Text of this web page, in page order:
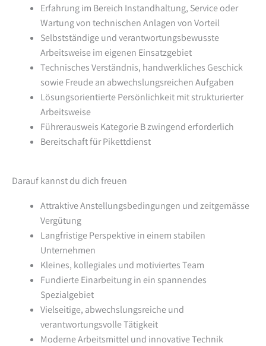
Erfahrung im Bereich Instandhaltung, Service oder
Wartung von technischen Anlagen von Vorteil
Selbstständige und verantwortungsbewusste
Arbeitsweise im eigenen Einsatzgebiet
Technisches Verständnis, handwerkliches Geschick
sowie Freude an abwechslungsreichen Aufgaben
Lösungsorientierte Persönlichkeit mit strukturierter
Arbeitsweise
Führerausweis Kategorie B zwingend erforderlich
Bereitschaft für Pikettdienst
Darauf kannst du dich freuen
Attraktive Anstellungsbedingungen und zeitgemässe
Vergütung
Langfristige Perspektive in einem stabilen
Unternehmen
Kleines, kollegiales und motiviertes Team
Fundierte Einarbeitung in ein spannendes
Spezialgebiet
Vielseitige, abwechslungsreiche und
verantwortungsvolle Tätigkeit
Moderne Arbeitsmittel und innovative Technik